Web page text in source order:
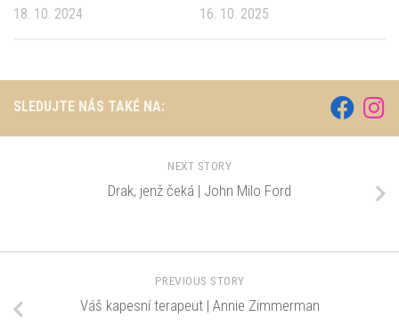
18. 10. 2024 16. 10. 2025
SLEDUJTE NÁS TAKÉ NA:
NEXT STORY
Drak, jenž čeká | John Milo Ford
PREVIOUS STORY
Váš kapesní terapeut | Annie Zimmerman